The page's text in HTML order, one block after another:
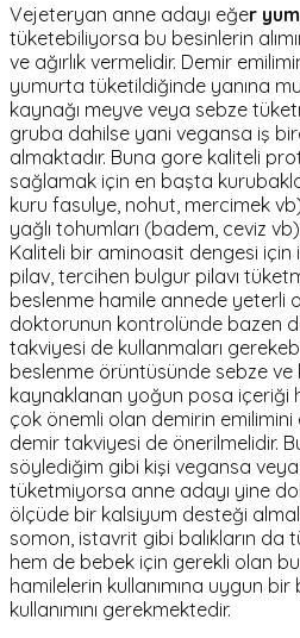
Vejeteryan anne adayı eğer
tüketebiliyorsa bu besinlerin
ve ağırlık vermelidir. Demir
yumurta tüketildiğinde yanına
kaynağı meyve veya sebze
gruba dahilse yani vegansa iş
almaktadır. Buna gore kaliteli
sağlamak için en başta
kuru fasulye, nohut, mercimek
yağlı tohumları (badem, ceviz
Kaliteli bir aminoasit dengesi için
pilav, tercihen bulgur pilavı
beslenme hamile annede yeterli
doktorunun kontrolünde bazen
takviyesi de kullanmaları
beslenme örüntüsünde sebze
kaynaklanan yoğun posa içeriği
çok önemli olan demirin
demir takviyesi de önerilmelidir.
söylediğim gibi kişi vegansa
tüketmiyorsa anne adayı yine
ölçüde bir kalsiyum desteği
somon, istavrit gibi balıkların da
hem de bebek için gerekli olan
hamilelerin kullanımına uygun
kullanımını gerekmektedir.